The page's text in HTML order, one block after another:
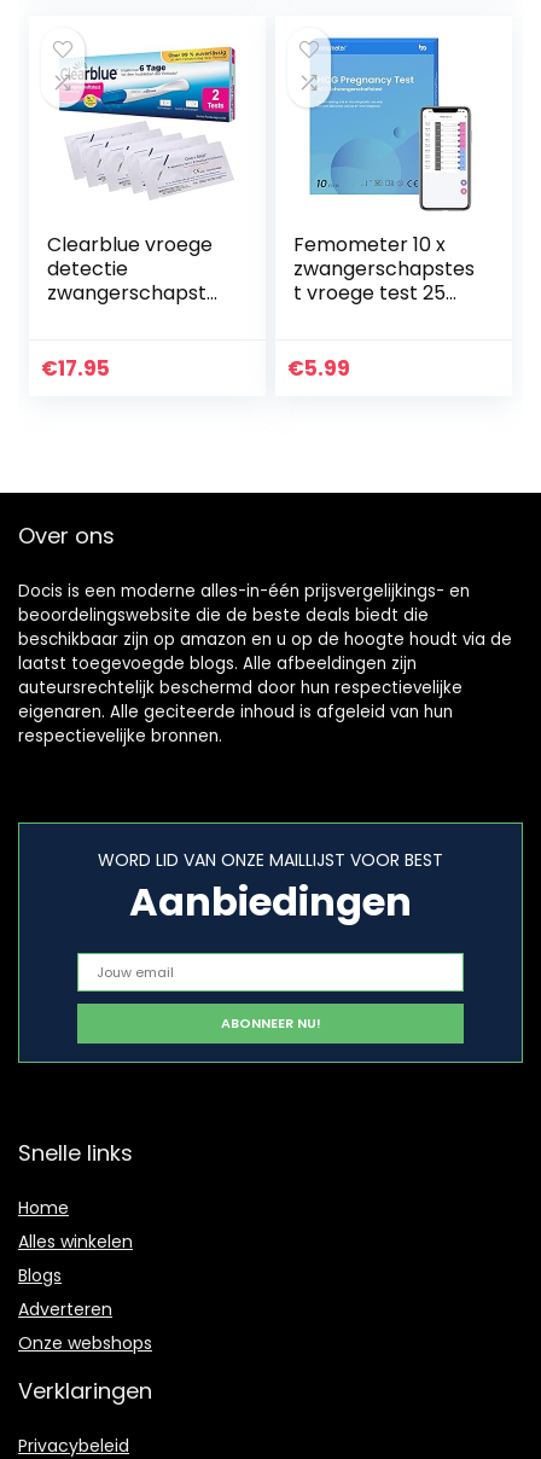
Clearblue vroege
detectie
zwangerschapstes
zwangerschapstes
€17.95
Femometer 10 x
zwangerschapstes
t vroege test 25
€5.99
Over ons
Docis is een moderne alles-in-één prijsvergelijkings- en
beoordelingswebsite die de beste deals biedt die
beschikbaar zijn op amazon en u op de hoogte houdt via de
laatst toegevoegde blogs. Alle afbeeldingen zijn
auteursrechtelijk beschermd door hun respectievelijke
eigenaren. Alle geciteerde inhoud is afgeleid van hun
respectievelijke bronnen.
WORD LID VAN ONZE MAILLIJST VOOR BEST
Aanbiedingen
Snelle links
Home
Alles winkelen
Blogs
Adverteren
Onze webshops
Verklaringen
Privacybeleid